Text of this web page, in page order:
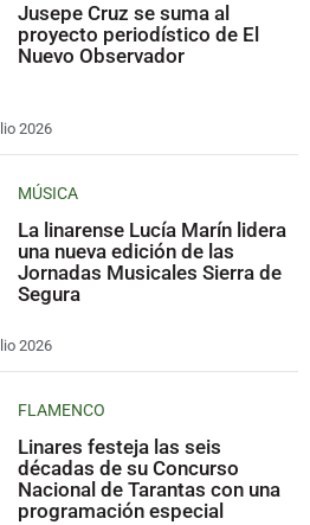
Jusepe Cruz se suma al
proyecto periodístico de El
Nuevo Observador
2026
MÚSICA
La linarense Lucía Marín lidera
una nueva edición de las
Jornadas Musicales Sierra de
Segura
2026
FLAMENCO
Linares festeja las seis
décadas de su Concurso
Nacional de Tarantas con una
programación especial